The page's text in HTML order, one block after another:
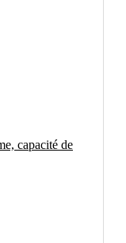
capacité de